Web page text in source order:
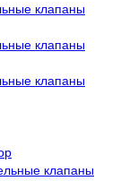
клапаны
клапаны
клапаны
клапаны